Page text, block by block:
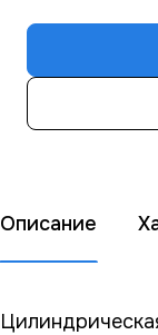
Описание